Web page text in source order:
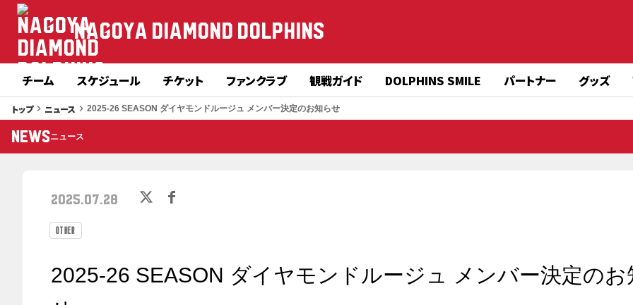
NAGOYA DIAMOND DOLPHINS
チーム スケジュール チケット ファンクラブ 観戦ガイド DOLPHINS SMILE パートナー グッズ
トップkeyboard_arrow_right ニュース keyboard_arrow_right 2025-26 SEASON ダイヤモンドルージュ メンバー決定のお知らせ
NEWSニュース
OTHER
2025.07.28
2025-26 SEASON ダイヤモンドルージュ メンバー決定のお